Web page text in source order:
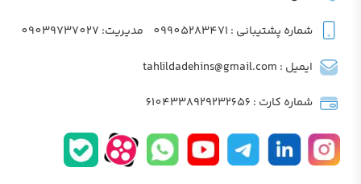
شماره پشتیبانی : 09905283471 مدیریت: 09039737027
ایمیل : tahlildadehins@gmail.com
شماره کارت : 6104338929232656